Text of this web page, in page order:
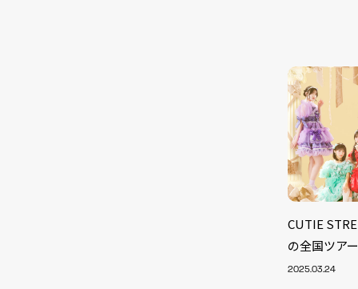
CUTIE
の全国ツア
2025.03.24